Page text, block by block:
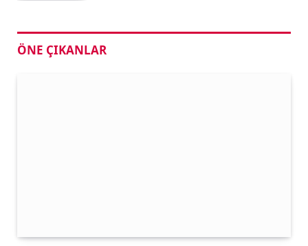
ÖNE ÇIKANLAR